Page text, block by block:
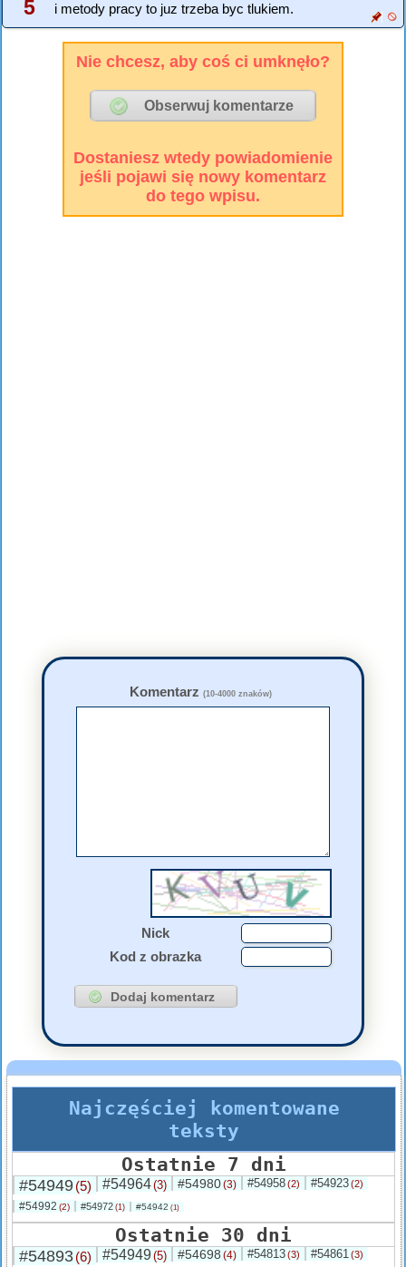
5 i metody pracy to juz trzeba byc tlukiem.
Nie chcesz, aby coś ci umknęło?
Dostaniesz wtedy powiadomienie
jeśli pojawi się nowy komentarz
do tego wpisu.
Komentarz (10-4000 znaków)
Nick
Kod z obrazka
Najczęściej komentowane
teksty
Ostatnie 7 dni
#54949(5) #54964(3) #54980(3) #54958(2) #54923(2)
#54992 (2) #54972 (1) #54942 (1)
Ostatnie 30 dni
#54893(6) #54949(5) #54698 (4) #54813(3) #54861(3)